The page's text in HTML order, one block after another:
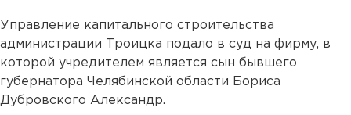
Управление капитального строительства
администрации Троицка подало в суд на фирму, в
которой учредителем является сын бывшего
губернатора Челябинской области Бориса
Дубровского Александр.